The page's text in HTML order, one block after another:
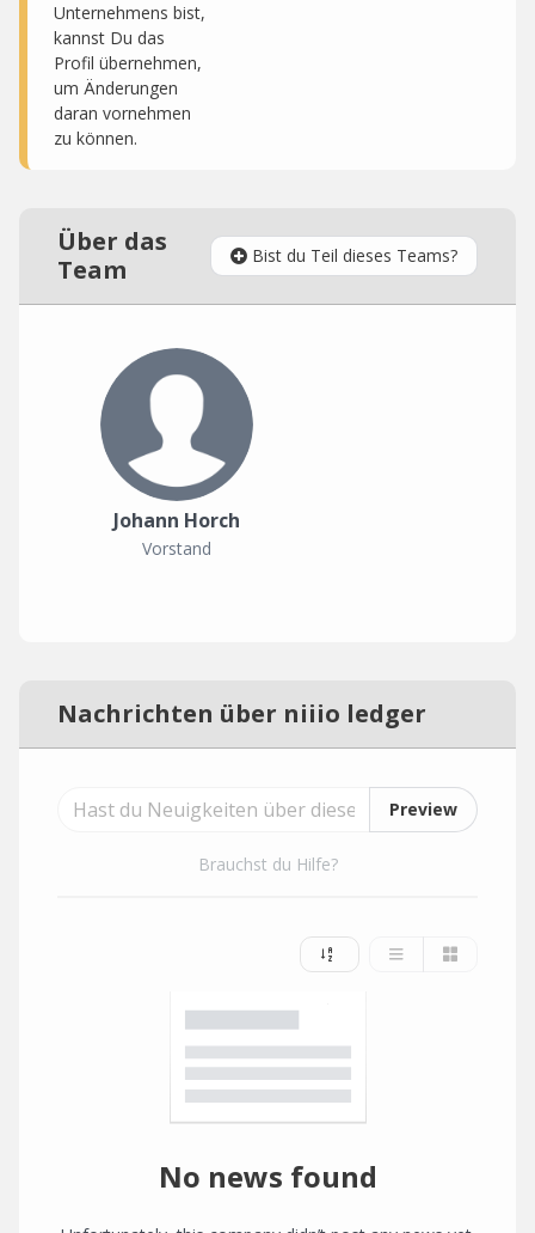
Unternehmens bist,
kannst Du das
Profil übernehmen,
um Änderungen
daran vornehmen
zu können.
Über das
Team
Bist du Teil dieses Teams?
Johann Horch
Vorstand
Nachrichten über niiio ledger
Preview
Brauchst du Hilfe?
No news found